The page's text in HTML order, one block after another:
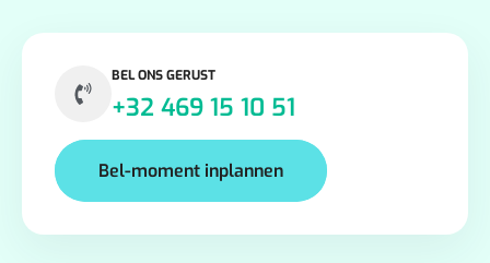
BEL ONS GERUST
+32 469 15 10 51
Bel-moment inplannen